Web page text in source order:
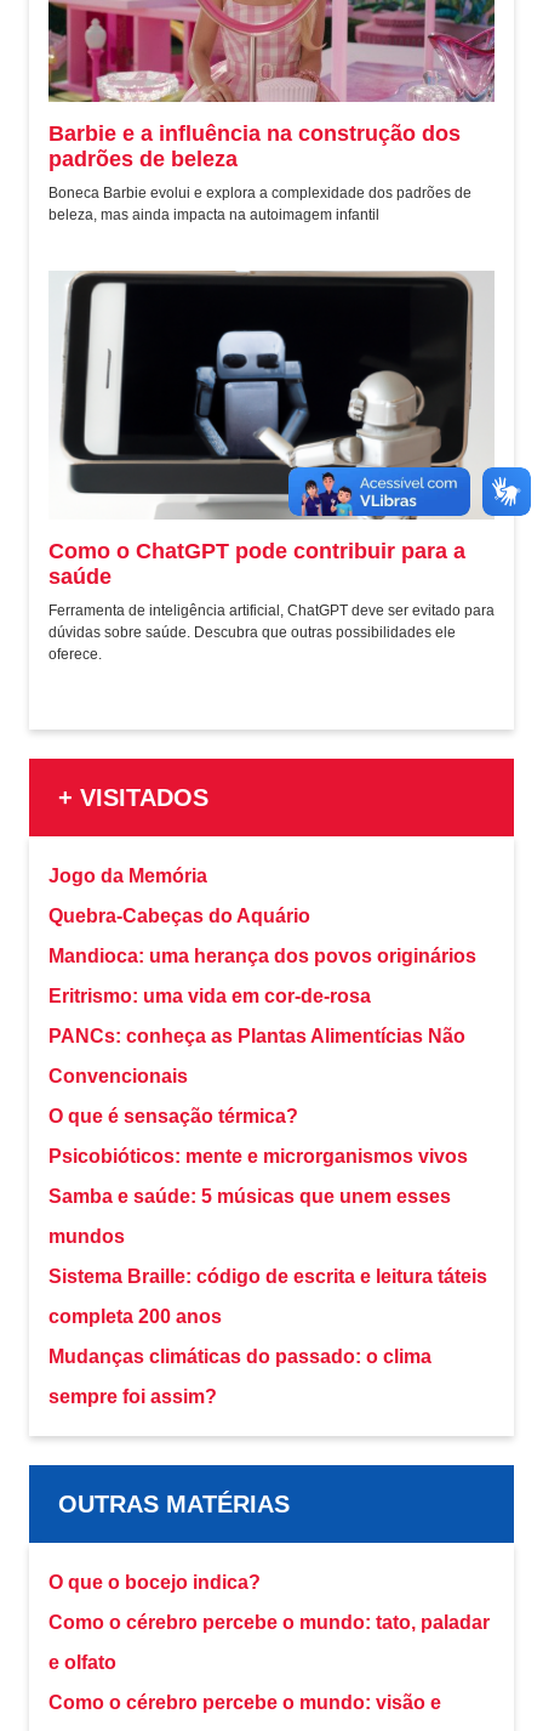
Barbie e a influência na construção dos
padrões de beleza
Boneca Barbie evolui e explora a complexidade dos padrões de
beleza, mas ainda impacta na autoimagem infantil
Como o ChatGPT pode contribuir para a
saúde
Ferramenta de inteligência artificial, ChatGPT deve ser evitado para
dúvidas sobre saúde. Descubra que outras possibilidades ele
oferece.
+ VISITADOS
Jogo da Memória
Quebra-Cabeças do Aquário
Mandioca: uma herança dos povos originários
Eritrismo: uma vida em cor-de-rosa
PANCs: conheça as Plantas Alimentícias Não
Convencionais
O que é sensação térmica?
Psicobióticos: mente e microrganismos vivos
Samba e saúde: 5 músicas que unem esses
mundos
Sistema Braille: código de escrita e leitura táteis
completa 200 anos
Mudanças climáticas do passado: o clima
sempre foi assim?
OUTRAS MATÉRIAS
O que o bocejo indica?
Como o cérebro percebe o mundo: tato, paladar
e olfato
Como o cérebro percebe o mundo: visão e